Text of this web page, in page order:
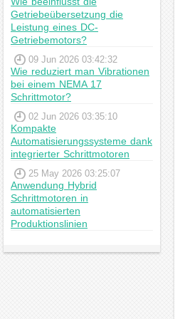
Getriebeübersetzung die
Leistung eines DC-
Getriebemotors?
09 Jun 2026 03:42:32
Wie reduziert man Vibrationen
bei einem NEMA 17
Schrittmotor?
02 Jun 2026 03:35:10
Kompakte
Automatisierungssysteme dank
integrierter Schrittmotoren
25 May 2026 03:25:07
Anwendung Hybrid
Schrittmotoren in
automatisierten
Produktionslinien